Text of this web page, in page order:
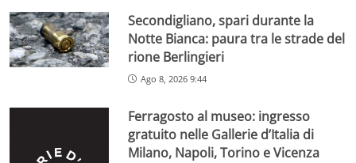
Secondigliano, spari durante la
Notte Bianca: paura tra le strade del
rione Berlingieri
Ago 8, 2026 9:44
Ferragosto al museo: ingresso
gratuito nelle Gallerie d’Italia di
Milano, Napoli, Torino e Vicenza